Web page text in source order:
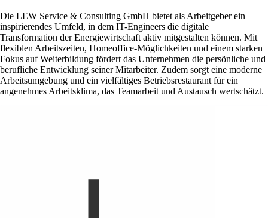
Die LEW Service & Consulting GmbH bietet als Arbeitgeber ein
inspirierendes Umfeld, in dem IT-Engineers die digitale
Transformation der Energiewirtschaft aktiv mitgestalten können. Mit
flexiblen Arbeitszeiten, Homeoffice-Möglichkeiten und einem starken
Fokus auf Weiterbildung fördert das Unternehmen die persönliche und
berufliche Entwicklung seiner Mitarbeiter. Zudem sorgt eine moderne
Arbeitsumgebung und ein vielfältiges Betriebsrestaurant für ein
angenehmes Arbeitsklima, das Teamarbeit und Austausch wertschätzt.